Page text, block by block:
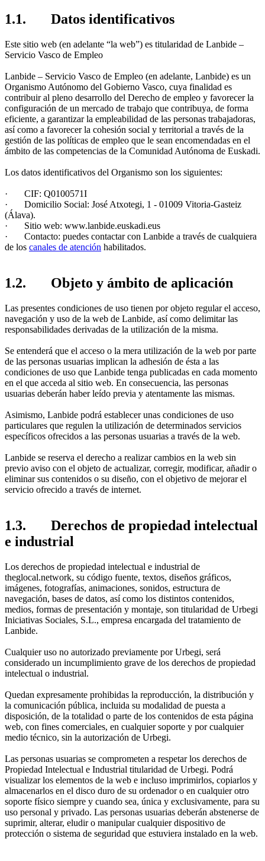
1.1. Datos identificativos
Este sitio web (en adelante “la web”) es titularidad de Lanbide –
Servicio Vasco de Empleo
Lanbide – Servicio Vasco de Empleo (en adelante, Lanbide) es un
Organismo Autónomo del Gobierno Vasco, cuya finalidad es
contribuir al pleno desarrollo del Derecho de empleo y favorecer la
configuración de un mercado de trabajo que contribuya, de forma
eficiente, a garantizar la empleabilidad de las personas trabajadoras,
así como a favorecer la cohesión social y territorial a través de la
gestión de las políticas de empleo que le sean encomendadas en el
ámbito de las competencias de la Comunidad Autónoma de Euskadi.
Los datos identificativos del Organismo son los siguientes:
· CIF: Q0100571I
· Domicilio Social: José Atxotegi, 1 - 01009 Vitoria-Gasteiz
(Álava).
· Sitio web: www.lanbide.euskadi.eus
· Contacto: puedes contactar con Lanbide a través de cualquiera
de los canales de atención habilitados.
1.2. Objeto y ámbito de aplicación
Las presentes condiciones de uso tienen por objeto regular el acceso,
navegación y uso de la web de Lanbide, así como delimitar las
responsabilidades derivadas de la utilización de la misma.
Se entenderá que el acceso o la mera utilización de la web por parte
de las personas usuarias implican la adhesión de ésta a las
condiciones de uso que Lanbide tenga publicadas en cada momento
en el que acceda al sitio web. En consecuencia, las personas
usuarias deberán haber leído previa y atentamente las mismas.
Asimismo, Lanbide podrá establecer unas condiciones de uso
particulares que regulen la utilización de determinados servicios
específicos ofrecidos a las personas usuarias a través de la web.
Lanbide se reserva el derecho a realizar cambios en la web sin
previo aviso con el objeto de actualizar, corregir, modificar, añadir o
eliminar sus contenidos o su diseño, con el objetivo de mejorar el
servicio ofrecido a través de internet.
1.3. Derechos de propiedad intelectual
e industrial
Los derechos de propiedad intelectual e industrial de
theglocal.network, su código fuente, textos, diseños gráficos,
imágenes, fotografías, animaciones, sonidos, estructura de
navegación, bases de datos, así como los distintos contenidos,
medios, formas de presentación y montaje, son titularidad de Urbegi
Iniciativas Sociales, S.L., empresa encargada del tratamiento de
Lanbide.
Cualquier uso no autorizado previamente por Urbegi, será
considerado un incumplimiento grave de los derechos de propiedad
intelectual o industrial.
Quedan expresamente prohibidas la reproducción, la distribución y
la comunicación pública, incluida su modalidad de puesta a
disposición, de la totalidad o parte de los contenidos de esta página
web, con fines comerciales, en cualquier soporte y por cualquier
medio técnico, sin la autorización de Urbegi.
Las personas usuarias se comprometen a respetar los derechos de
Propiedad Intelectual e Industrial titularidad de Urbegi. Podrá
visualizar los elementos de la web e incluso imprimirlos, copiarlos y
almacenarlos en el disco duro de su ordenador o en cualquier otro
soporte físico siempre y cuando sea, única y exclusivamente, para su
uso personal y privado. Las personas usuarias deberán abstenerse de
suprimir, alterar, eludir o manipular cualquier dispositivo de
protección o sistema de seguridad que estuviera instalado en la web.